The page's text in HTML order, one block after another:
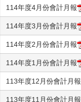
114年度4月份會計月報
114年度3月份會計月報
114年度2月份會計月報
114年度1月份會計月報
113年度12月份會計月報
113年度11月份會計月報